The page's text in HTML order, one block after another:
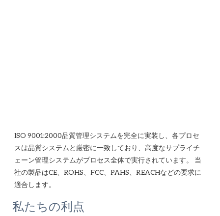
ISO 9001:2000品質管理システムを完全に実装し、各プロセ
スは品質システムと厳密に一致しており、高度なサプライチ
ェーン管理システムがプロセス全体で実行されています。 当
社の製品はCE、ROHS、FCC、PAHS、REACHなどの要求に
私たちの利点